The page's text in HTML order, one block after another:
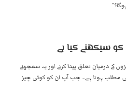
سیکھنے کیا ہے
کے درمیان تعلق پیدا کرنے اور یہ سمجھنے
مطلب ہوتا ہے۔ جب آپ ان کو کوئی چیز